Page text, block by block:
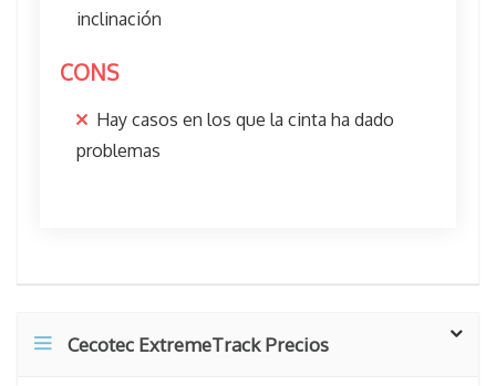
inclinación
CONS
Hay casos en los que la cinta ha dado
problemas
Cecotec ExtremeTrack Precios